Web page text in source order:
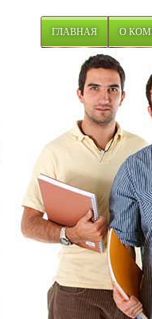
ГЛАВНАЯ О